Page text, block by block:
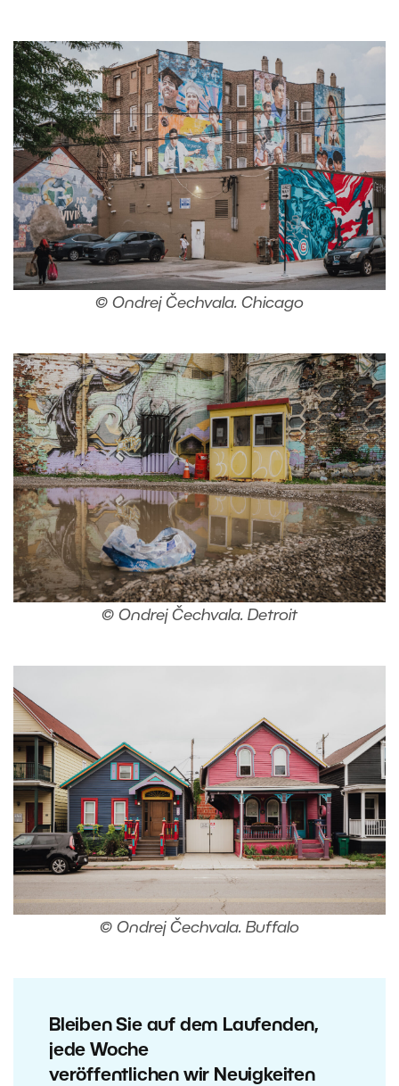
© Ondrej Čechvala. Chicago
© Ondrej Čechvala. Detroit
© Ondrej Čechvala. Buffalo
Bleiben Sie auf dem Laufenden,
jede Woche
veröffentlichen wir Neuigkeiten